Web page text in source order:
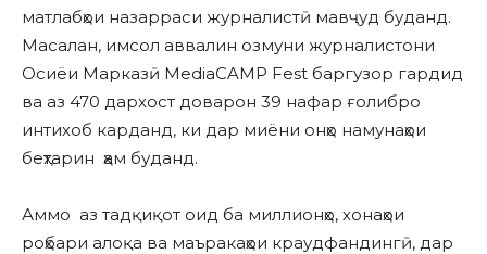
матлабҳои назарраси журналистӣ мавҷуд буданд.
Масалан, имсол аввалин озмуни журналистони
Осиёи Марказӣ MediaCAMP Fest баргузор гардид
ва аз 470 дархост доварон 39 нафар ғолибро
интихоб карданд, ки дар миёни онҳо намунаҳои
беҳтарин ҳам буданд.
Аммо аз тадқиқот оид ба миллионҳо, хонаҳои
роҳбари алоқа ва маъракаҳои краудфандингӣ, дар